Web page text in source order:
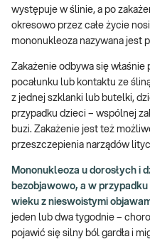
występuje w ślinie, a po
okresowo przez całe życie
mononukleoza nazywana jest
Zakażenie odbywa się
pocałunku lub kontaktu ze
z jednej szklanki lub butelki,
przypadku dzieci – wspólnej
buzi. Zakażenie jest też
przeszczepienia narządów
Mononukleoza u dorosłych i
bezobjawowo, a w
wieku z nieswoistymi
jeden lub dwa tygodnie –
pojawić się silny ból gardła i